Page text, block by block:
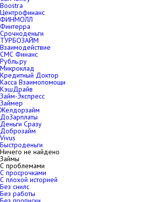
Boostra
Центрофинанс
ФИНМОЛЛ
Финтерра
Срочноденьги
ТУРБОЗАЙМ
Взаимодействие
СМС Финанс
Рубль.ру
Микроклад
Кредитный Доктор
Касса Взаимопомощи
КэшДрайв
Займ-Экспресс
Займер
Желдорзайм
ДоЗарплаты
Деньги Сразу
Доброзайм
Vivus
Быстроденьги
Ничего не найдено
Займы
С проблемами
С просрочками
С плохой историей
Без снилс
Без работы